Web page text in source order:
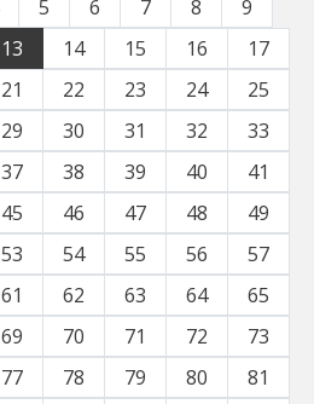
5 6 7 8
9
13 14 15 16
17
21 22 23 24
25
29 30 31 32
33
37 38 39 40
41
45 46 47 48
49
53 54 55 56
57
61 62 63 64
65
69 70 71 72
73
77 78 79 80
81